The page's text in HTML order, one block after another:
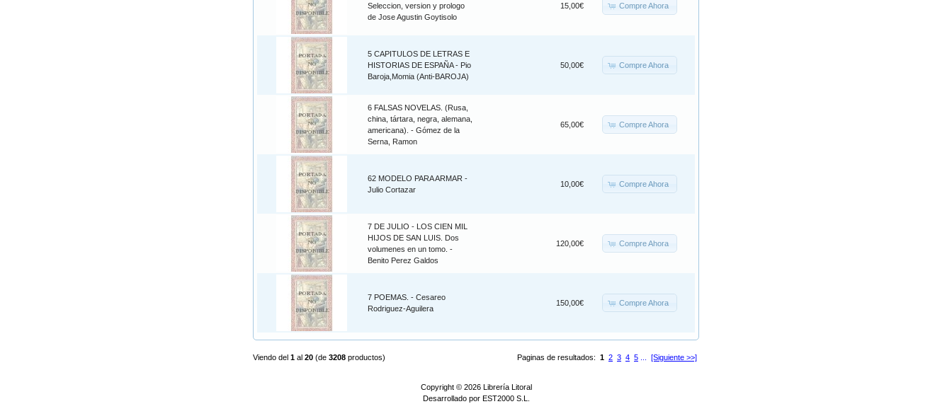
Seleccion, version y prologo
de Jose Agustin Goytisolo
15,00€ Compre Ahora
5 CAPITULOS DE LETRAS E
HISTORIAS DE ESPAÑA - Pio
Baroja,Momia (Anti-BAROJA)
50,00€ Compre Ahora
6 FALSAS NOVELAS. (Rusa,
china, tártara, negra, alemana,
americana). - Gómez de la
Serna, Ramon
65,00€ Compre Ahora
62 MODELO PARA ARMAR -
Julio Cortazar
10,00€ Compre Ahora
7 DE JULIO - LOS CIEN MIL
HIJOS DE SAN LUIS. Dos
volumenes en un tomo. -
Benito Perez Galdos
120,00€ Compre Ahora
7 POEMAS. - Cesareo
Rodriguez-Aguilera
150,00€ Compre Ahora
Paginas de resultados: 1 2 3 4 5 [Siguiente >>]
Viendo del 1 al 20 (de 3208 productos)
Copyright © 2026
Librería Litoral
Desarrollado por EST2000 S.L.